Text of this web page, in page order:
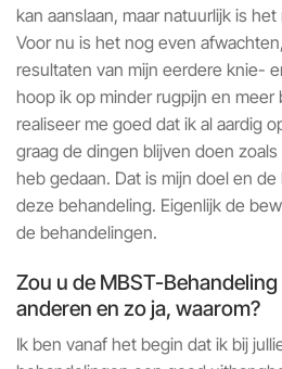
kan aanslaan, maar natuurlijk is
Voor nu is het nog even
resultaten van mijn eerdere knie-
hoop ik op minder rugpijn en meer
realiseer me goed dat ik al aardig
graag de dingen blijven doen
heb gedaan. Dat is mijn doel en
deze behandeling. Eigenlijk de
de behandelingen.
Zou u de MBST-
anderen en zo ja, waarom?
Ik ben vanaf het begin dat ik bij